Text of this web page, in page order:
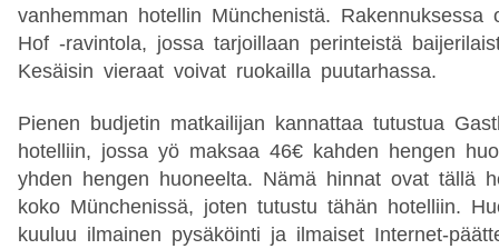
vanhemman hotellin Münchenistä. Rakennuksessa
Hof -ravintola, jossa tarjoillaan perinteistä
Kesäisin vieraat voivat ruokailla puutarhassa.
Pienen budjetin matkailijan kannattaa tutustua
hotelliin, jossa yö maksaa 46€ kahden hengen
yhden hengen huoneelta. Nämä hinnat ovat tällä
koko Münchenissä, joten tutustu tähän hotelliin.
kuuluu ilmainen pysäköinti ja ilmaiset Internet-